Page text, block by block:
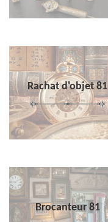
Rachat d'objet 81
Brocanteur 81